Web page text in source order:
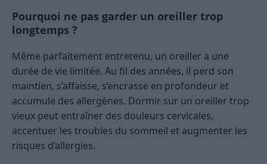
Pourquoi ne pas garder un oreiller trop
longtemps ?
Même parfaitement entretenu, un oreiller a une
durée de vie limitée. Au fil des années, il perd son
maintien, s’affaisse, s’encrasse en profondeur et
accumule des allergènes. Dormir sur un oreiller trop
vieux peut entraîner des douleurs cervicales,
accentuer les troubles du sommeil et augmenter les
risques d’allergies.